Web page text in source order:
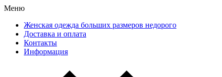
Меню
Женская одежда больших размеров недорого
Доставка и оплата
Контакты
Информация